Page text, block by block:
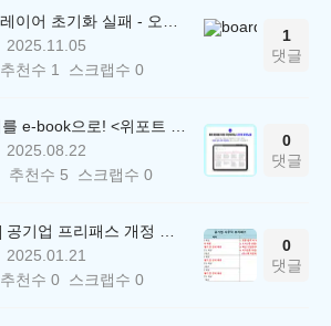
2025.11.05
추천수 1 스크랩수 0
1
댓글
2025.08.22
추천수 5 스크랩수 0
0
댓글
2025.01.21
추천수 0 스크랩수 0
0
댓글